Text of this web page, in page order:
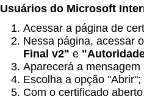
Usuários do Microsoft
Acessar a página de
Nessa página, acessar
Final v2" e
Aparecerá a
Escolha a opção "Abrir";
Com o certificado